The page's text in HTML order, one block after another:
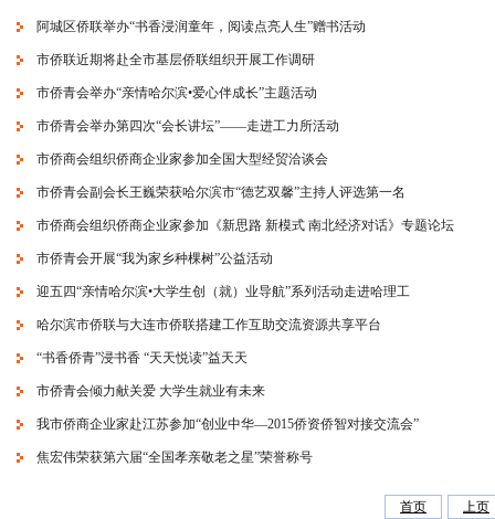
阿城区侨联举办“书香浸润童年，阅读点亮人生”赠书活动
市侨联近期将赴全市基层侨联组织开展工作调研
市侨青会举办“亲情哈尔滨•爱心伴成长”主题活动
市侨青会举办第四次“会长讲坛”——走进工力所活动
市侨商会组织侨商企业家参加全国大型经贸洽谈会
市侨青会副会长王巍荣获哈尔滨市“德艺双馨”主持人评选第一名
市侨商会组织侨商企业家参加《新思路 新模式 南北经济对话》专题论坛
市侨青会开展“我为家乡种棵树”公益活动
迎五四“亲情哈尔滨•大学生创（就）业导航”系列活动走进哈理工
哈尔滨市侨联与大连市侨联搭建工作互助交流资源共享平台
“书香侨青”浸书香 “天天悦读”益天天
市侨青会倾力献关爱 大学生就业有未来
我市侨商企业家赴江苏参加“创业中华—2015侨资侨智对接交流会”
焦宏伟荣获第六届“全国孝亲敬老之星”荣誉称号
首页 上页